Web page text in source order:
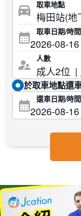
取車地點
取車日期/時間
人數
於取車地點還
還車日期/時間